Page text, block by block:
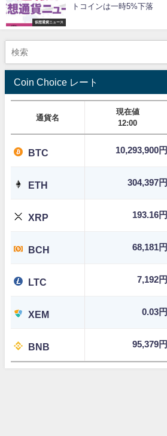
仮想通貨ニュース
トコインは一時5%下落
Coin Choice レート
通貨名
現在値
12:00
BTC 10,293,900円
ETH 304,397円
XRP 193.16円
BCH 68,181円
LTC 7,192円
XEM 0.03円
BNB 95,379円